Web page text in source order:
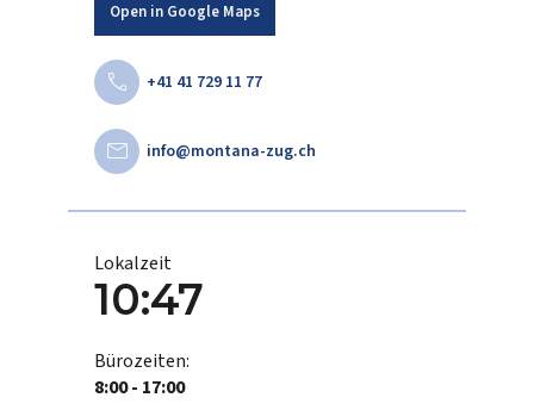
Open in Google Maps
call +41 41 729 11 77
mail info@montana-zug.ch
Lokalzeit
10:47
Bürozeiten:
8:00 - 17:00